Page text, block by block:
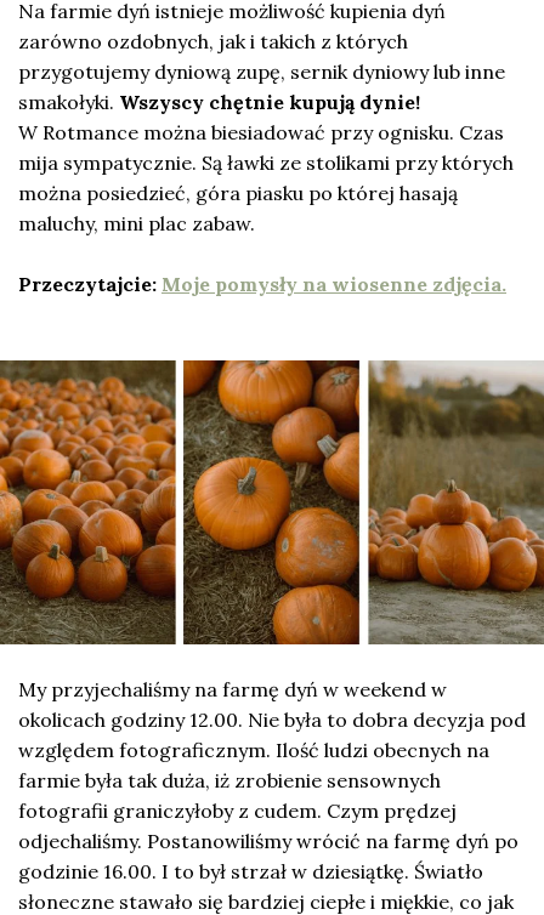
Na farmie dyń istnieje możliwość kupienia dyń
zarówno ozdobnych, jak i takich z których
przygotujemy dyniową zupę, sernik dyniowy lub inne
smakołyki. Wszyscy chętnie kupują dynie!
W Rotmance można biesiadować przy ognisku. Czas
mija sympatycznie. Są ławki ze stolikami przy których
można posiedzieć, góra piasku po której hasają
maluchy, mini plac zabaw.
Przeczytajcie: Moje pomysły na wiosenne zdjęcia.
My przyjechaliśmy na farmę dyń w weekend w
okolicach godziny 12.00. Nie była to dobra decyzja pod
względem fotograficznym. Ilość ludzi obecnych na
farmie była tak duża, iż zrobienie sensownych
fotografii graniczyłoby z cudem. Czym prędzej
odjechaliśmy. Postanowiliśmy wrócić na farmę dyń po
godzinie 16.00. I to był strzał w dziesiątkę. Światło
słoneczne stawało się bardziej ciepłe i miękkie, co jak